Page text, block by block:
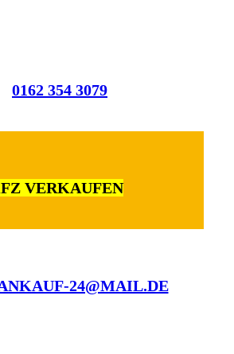
0162 354 3079
VERKAUFEN
24@MAIL.DE